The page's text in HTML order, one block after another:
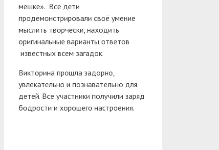
мешке». Все дети
продемонстрировали своё умение
мыслить творчески, находить
оригинальные варианты ответов
известных всем загадок.
Викторина прошла задорно,
увлекательно и познавательно для
детей. Все участники получили заряд
бодрости и хорошего настроения.